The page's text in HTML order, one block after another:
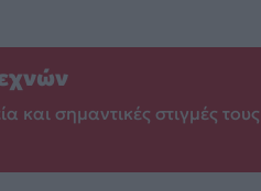
και σημαντικές στιγμές